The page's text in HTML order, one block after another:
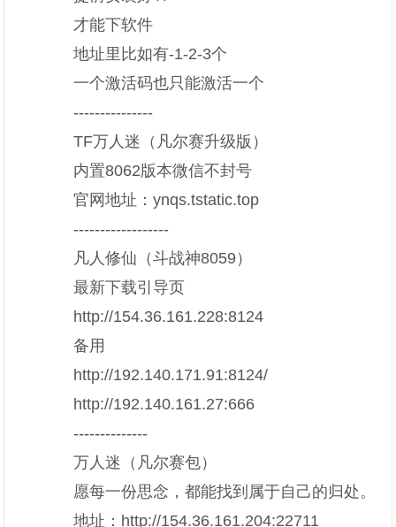
才能下软件
地址里比如有-1-2-3个
一个激活码也只能激活一个
---------------
TF万人迷（凡尔赛升级版）
内置8062版本微信不封号
官网地址：ynqs.tstatic.top
------------------
凡人修仙（斗战神8059）
最新下载引导页
http://154.36.161.228:8124
备用
http://192.140.171.91:8124/
http://192.140.161.27:666
--------------
万人迷（凡尔赛包）
愿每一份思念，都能找到属于自己的归处。
地址：http://154.36.161.204:22711